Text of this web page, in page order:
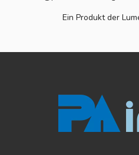
Ein Produkt der